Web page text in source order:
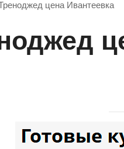
цена Ивантеевка